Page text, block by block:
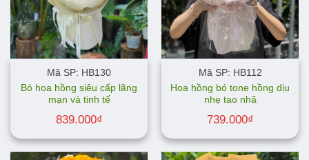
Mã SP: HB130
Bó hoa hồng siêu cấp lãng
mạn và tinh tế
839.000₫
Mã SP: HB112
Hoa hồng bó tone hồng dịu
nhẹ tao nhã
739.000₫